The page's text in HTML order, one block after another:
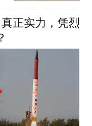
正实力，凭烈